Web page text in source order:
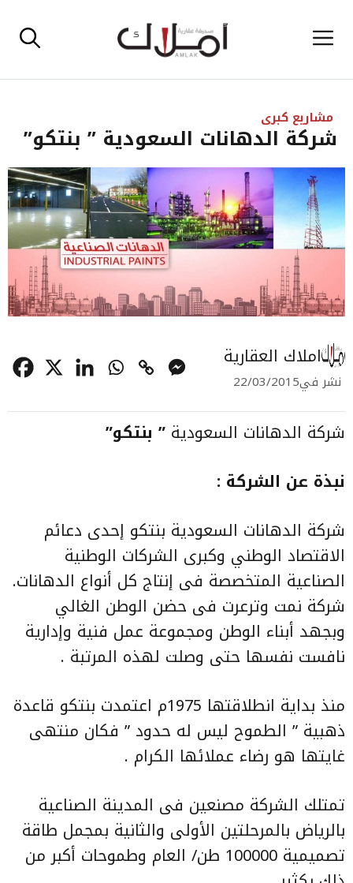
إلى القائمة
مشاريع كبرى
شركة الدهانات السعودية ” بنتكو”
املاك العقارية
نشر في22/03/2015
شركة الدهانات السعودية ” بنتكو”
نبذة عن الشركة :
شركة الدهانات السعودية بنتكو إحدى دعائم
الاقتصاد الوطني وكبرى الشركات الوطنية
الصناعية المتخصصة فى إنتاج كل أنواع الدهانات.
شركة نمت وترعرت فى حضن الوطن الغالي
وبجهد أبناء الوطن ومجموعة عمل فنية وإدارية
نافست نفسها حتى وصلت لهذه المرتبة .
منذ بداية انطلاقتها 1975م اعتمدت بنتكو قاعدة
ذهبية ” الطموح ليس له حدود ” فكان منتهى
غايتها هو رضاء عملائها الكرام .
تمتلك الشركة مصنعين فى المدينة الصناعية
بالرياض بالمرحلتين الأولى والثانية بمجمل طاقة
تصميمية 100000 طن/ العام وطموحات أكبر من